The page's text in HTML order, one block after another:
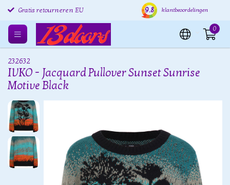
Gratis retourneren EU Verzending binnen 24 uur
9.8 klantbeoordelingen
0
232632
IVKO - Jacquard Pullover Sunset Sunrise
Motive Black